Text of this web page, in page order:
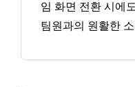
임 화면 전환 시에
팀원과의 원활한